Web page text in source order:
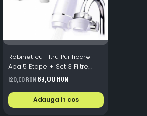
Robinet cu Filtru Purificare
Apa 5 Etape + Set 3 Filtre
Rezerva Ceramic KDF Carbon
120,00 RON89,00 RON
Adauga in cos